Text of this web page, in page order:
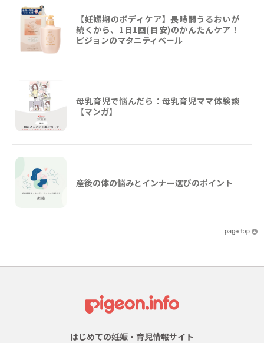
【妊娠期のボディケア】長時間うるおいが
続くから、1日1回(目安)のかんたんケア！
ピジョンのマタニティベール
母乳育児で悩んだら：母乳育児ママ体験談
【マンガ】
産後の体の悩みとインナー選びのポイント
はじめての妊娠・育児情報サイト